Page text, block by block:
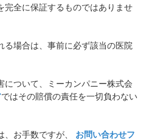
完全に保証するものではありませ
る場合は、事前に必ず該当の医院
について、ミーカンパニー株式会
ではその賠償の責任を一切負わない
お手数ですが、
お問い合わせフ